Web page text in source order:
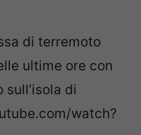
di terremoto
ultime ore con
di
watch?